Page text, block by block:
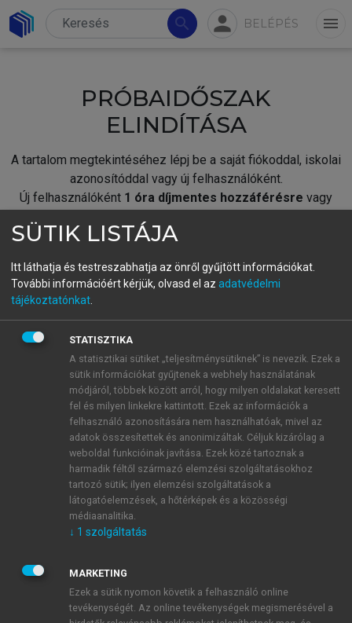
search person BELÉPÉS menu
PRÓBAIDŐSZAK
ELINDÍTÁSA
A tartalom megtekintéséhez lépj be a saját fiókoddal, iskolai
azonosítóddal vagy új felhasználóként.
Új felhasználóként 1 óra díjmentes hozzáférésre vagy
fiókoddal,vagy hozz létre új fiókot.
A regisztráció után apróbaidőszakautomatikusan
BELÉPÉS SAJÁT FIÓKKAL
ÚJ FIÓK LÉTREHOZÁSA
1 óra díjmentes hozzáférés
E-MAIL-CÍM
JELSZÓ
SÜTIK LISTÁJA
Itt láthatja és testreszabhatja az önről gyűjtött információkat.
További információért kérjük, olvasd el az adatvédelmi
tájékoztatónkat
STATISZTIKA
A statisztikai sütiket „teljesítménysütiknek” is nevezik. Ezek a
sütik információkat gyűjtenek a webhely használatának
módjáról, többek között arról, hogy milyen oldalakat keresett
fel és milyen linkekre kattintott. Ezek az információk a
felhasználó azonosítására nem használhatóak, mivel az
adatok összesítettek és anonimizáltak. Céljuk kizárólag a
weboldal funkcióinak javítása. Ezek közé tartoznak a
harmadik féltől származó elemzési szolgáltatásokhoz
tartozó sütik; ilyen elemzési szolgáltatások a
látogatóelemzések, a hőtérképek és a közösségi
médiaanalitika.
↓ 1 szolgáltatás
MARKETING
Ezek a sütik nyomon követik a felhasználó online
tevékenységét. Az online tevékenységek megismerésével a